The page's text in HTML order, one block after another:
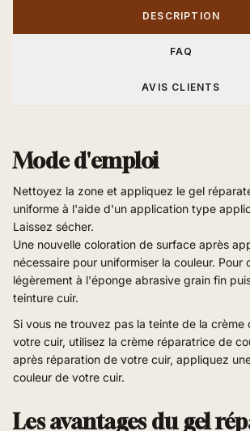
DESCRIPTION
FAQ
AVIS CLIENTS
Mode d'emploi
Nettoyez la zone et appliquez le gel
uniforme à l'aide d'un application type
Laissez sécher.
Une nouvelle coloration de surface après
nécessaire pour uniformiser la couleur. Pour
légèrement à l'éponge abrasive grain fin
teinture cuir.
Si vous ne trouvez pas la teinte de la crème
votre cuir, utilisez la crème réparatrice de
après réparation de votre cuir, appliquez
couleur de votre cuir.
Les avantages du gel